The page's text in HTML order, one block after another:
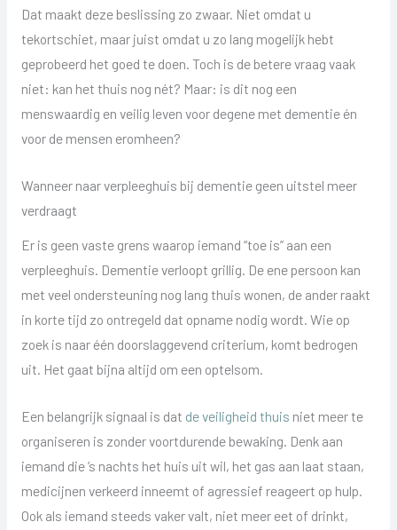
Dat maakt deze beslissing zo zwaar. Niet omdat u
tekortschiet, maar juist omdat u zo lang mogelijk hebt
geprobeerd het goed te doen. Toch is de betere vraag vaak
niet: kan het thuis nog nét? Maar: is dit nog een
menswaardig en veilig leven voor degene met dementie én
voor de mensen eromheen?
Wanneer naar verpleeghuis bij dementie geen uitstel meer
verdraagt
Er is geen vaste grens waarop iemand “toe is” aan een
verpleeghuis. Dementie verloopt grillig. De ene persoon kan
met veel ondersteuning nog lang thuis wonen, de ander raakt
in korte tijd zo ontregeld dat opname nodig wordt. Wie op
zoek is naar één doorslaggevend criterium, komt bedrogen
uit. Het gaat bijna altijd om een optelsom.
Een belangrijk signaal is dat de veiligheid thuis niet meer te
organiseren is zonder voortdurende bewaking. Denk aan
iemand die ’s nachts het huis uit wil, het gas aan laat staan,
medicijnen verkeerd inneemt of agressief reageert op hulp.
Ook als iemand steeds vaker valt, niet meer eet of drinkt,